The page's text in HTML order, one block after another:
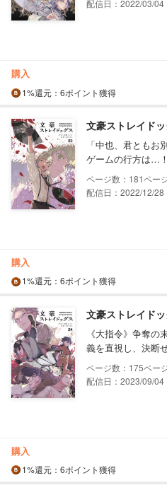
配信日：2022/03/04
購入
1%還元 ：6ポイント獲得
文豪ストレイドッ
「中也、君ともお
ゲームの行方は…
181
配信日：2022/12/28
購入
1%還元 ：6ポイント獲得
文豪ストレイドッ
《大指令》争奪
義を直視し、決断
175
配信日：2023/09/04
購入
1%還元 ：6ポイント獲得